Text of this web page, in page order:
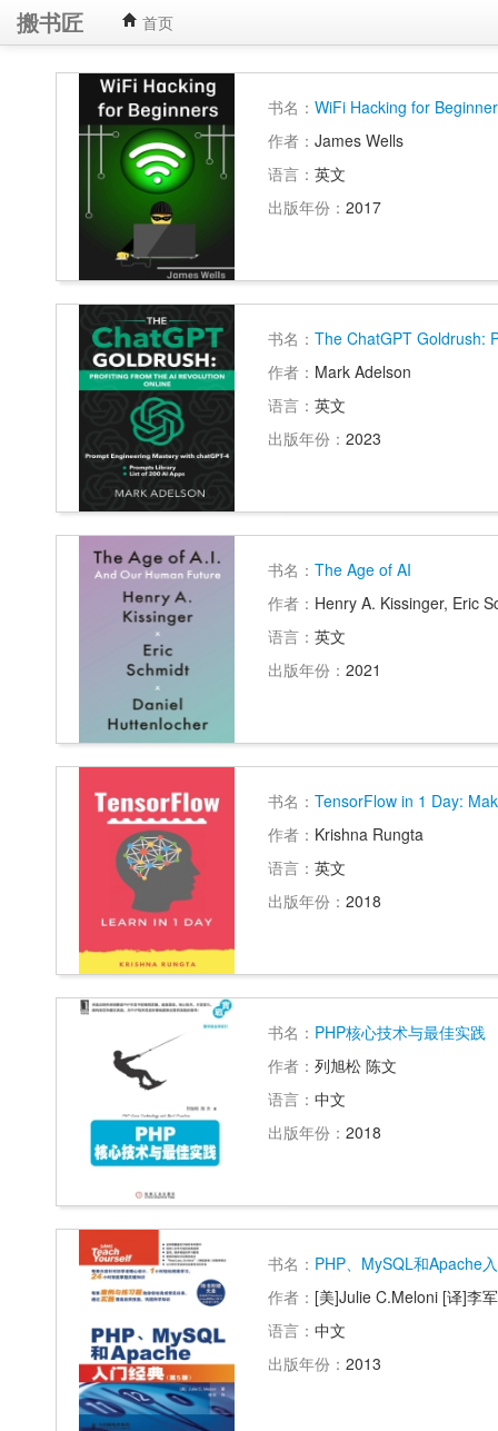
搬书匠 首页
书名： WiFi Hacking for
作者： James Wells
语言： 英文
出版年份： 2017
书名： The ChatGPT Goldrush:
作者： Mark Adelson
语言： 英文
出版年份： 2023
书名： The Age of AI
作者： Henry A. Kissinger, Eric
语言： 英文
出版年份： 2021
书名： TensorFlow in 1 Day:
作者： Krishna Rungta
语言： 英文
出版年份： 2018
书名： PHP核心技术与最佳实践
作者： 列旭松 陈文
语言： 中文
出版年份： 2018
书名： PHP、MySQL和Apache
作者： [美]Julie C.Meloni [译]李军
语言： 中文
出版年份： 2013